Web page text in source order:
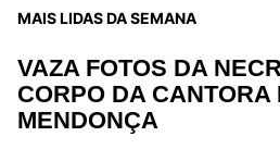
MAIS LIDAS DA SEMANA
VAZA FOTOS DA
CORPO DA CANTORA
MENDONÇA